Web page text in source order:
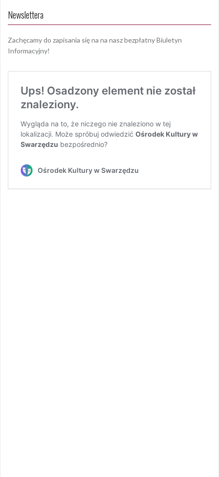
Newslettera
Zachęcamy do zapisania się na na nasz bezpłatny Biuletyn
Informacyjny!